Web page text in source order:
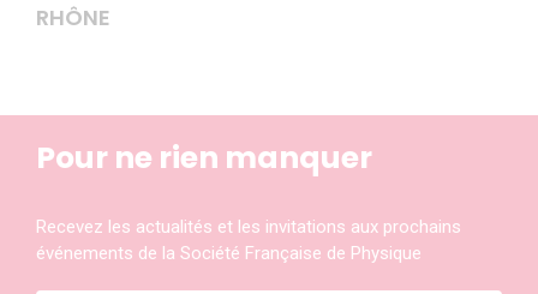
RHÔNE
Pour ne rien manquer
Recevez les actualités et les invitations aux prochains
événements de la Société Française de Physique